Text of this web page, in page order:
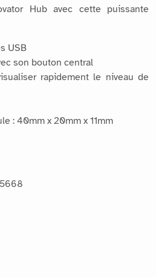
Hub avec cette puissante
USB
son bouton central
rapidement le niveau de
: 40mm x 20mm x 11mm